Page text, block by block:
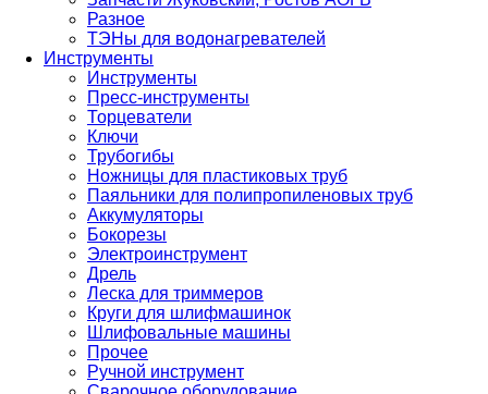
Разное
ТЭНы для водонагревателей
Инструменты
Инструменты
Пресс-инструменты
Торцеватели
Ключи
Трубогибы
Ножницы для пластиковых труб
Паяльники для полипропиленовых труб
Аккумуляторы
Бокорезы
Электроинструмент
Дрель
Леска для триммеров
Круги для шлифмашинок
Шлифовальные машины
Прочее
Ручной инструмент